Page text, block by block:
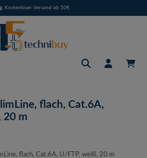
Kostenloser Versand ab 50€
flach, Cat.6A,
20 m